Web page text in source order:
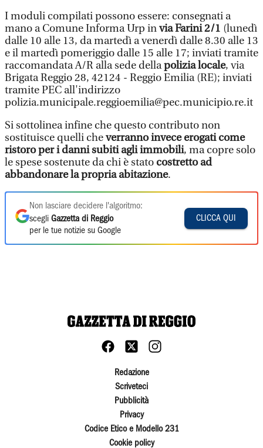
I moduli compilati possono essere: consegnati a
mano a Comune Informa Urp invia Farini 2/1 (lunedì
dalle 10 alle 13, da martedì a venerdì dalle 8.30 alle 13
e il martedì pomeriggio dalle 15 alle 17; inviati tramite
raccomandata A/R alla sede dellapolizia locale, via
Brigata Reggio 28, 42124 - Reggio Emilia (RE); inviati
tramite PEC all'indirizzo
polizia.municipale.reggioemilia@pec.municipio.re.it
Si sottolinea infine che questo contributo non
sostituisce quelli cheverranno invece erogati come
ristoro per i danni subiti agli immobili, ma copre solo
le spese sostenute da chi è stato costretto ad
abbandonare la propria abitazione.
Non lasciare decidere l'algoritmo:
scegli Gazzetta di Reggio
per le tue notizie su Google
CLICCA QUI
Redazione
Scriveteci
Pubblicità
Privacy
Codice Etico e Modello 231
Cookie policy